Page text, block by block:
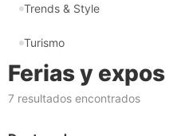
Trends & Style
Turismo
Ferias y expos
7 resultados encontrados